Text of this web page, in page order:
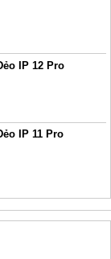
IP 12 Pro
IP 11 Pro